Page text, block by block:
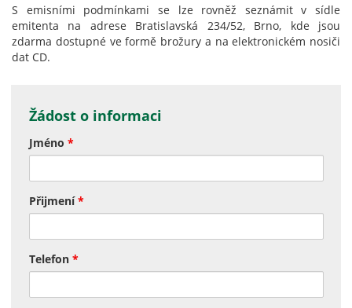
S emisními podmínkami se lze rovněž seznámit v sídle
emitenta na adrese Bratislavská 234/52, Brno, kde jsou
zdarma dostupné ve formě brožury a na elektronickém nosiči
dat CD.
Žádost o informaci
Jméno *
Přijmení*
Telefon *